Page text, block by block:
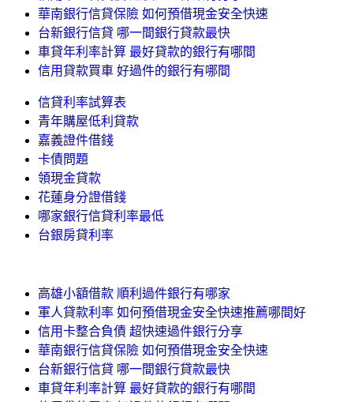
華南銀行信貸保險 如何預借現金安全快速
台新銀行信貸 哪一間銀行貸款最快
車貸年利率計算 最好貸款的銀行有哪間
信用貸款買車 好過件的銀行有哪間
信貸利率試算表
青年購屋低利貸款
嘉義證件借錢
卡債問題
領現金貸款
花蓮身分證借錢
哪家銀行信貸利率最低
台銀房貸利率
高雄小額借款 順利過件銀行有哪家
軍人貸款利率 如何預借現金安全快速推薦哪間好
信用卡整合負債 超快速過件銀行分享
華南銀行信貸保險 如何預借現金安全快速
台新銀行信貸 哪一間銀行貸款最快
車貸年利率計算 最好貸款的銀行有哪間